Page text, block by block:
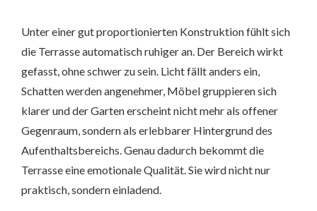
Unter einer gut proportionierten Konstruktion fühlt sich
die Terrasse automatisch ruhiger an. Der Bereich wirkt
gefasst, ohne schwer zu sein. Licht fällt anders ein,
Schatten werden angenehmer, Möbel gruppieren sich
klarer und der Garten erscheint nicht mehr als offener
Gegenraum, sondern als erlebbarer Hintergrund des
Aufenthaltsbereichs. Genau dadurch bekommt die
Terrasse eine emotionale Qualität. Sie wird nicht nur
praktisch, sondern einladend.